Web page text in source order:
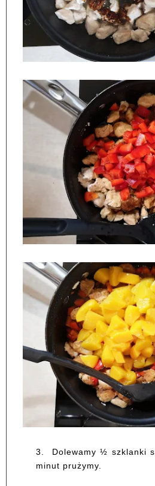
3.
Dolewamy ½ szklanki
minut prużymy.